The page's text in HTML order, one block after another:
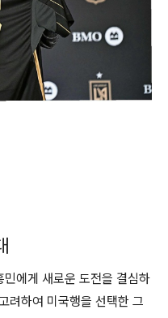
에게 새로운 도전을 결심하
려하여 미국행을 선택한 그